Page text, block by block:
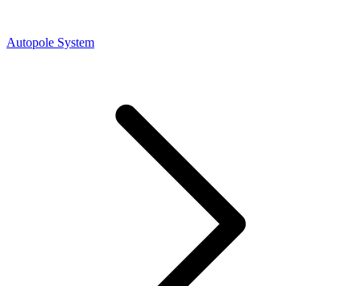
Autopole System